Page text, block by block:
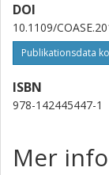
DOI
10.1109/
Publikationsdata
ISBN
978-142445447-1
Mer